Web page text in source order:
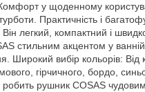
у щоденному
Практичність і
легкий, компактний і
стильним акцентом у ванній
Широкий вибір кольорів:
гірчичного, бордо,
рушник COSAS